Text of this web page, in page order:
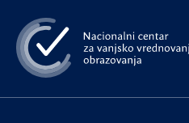
na
glavni
sadržaj